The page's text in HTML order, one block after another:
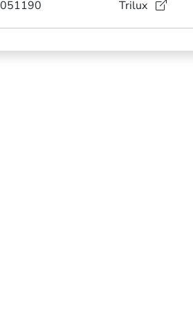
Trilux